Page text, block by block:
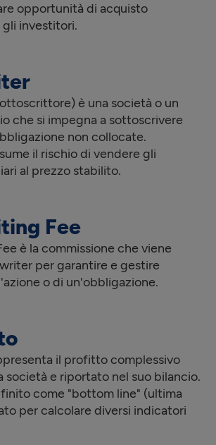
opportunità di acquisto
investitori.
è una società o un
che si impegna a sottoscrivere
non collocate.
il rischio di vendere gli
al prezzo stabilito.
Fee
è la commissione che viene
per garantire e gestire
o di un'obbligazione.
il profitto complessivo
società e riportato nel suo bilancio.
come "bottom line" (ultima
per calcolare diversi indicatori